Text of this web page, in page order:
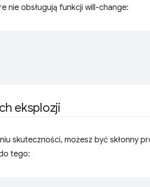
nie obsługują funkcji will-change:
eksplozji
skuteczności, możesz być skłonny
tego: